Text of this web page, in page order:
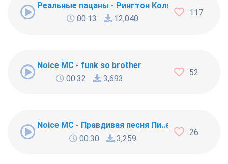
Реальные пацаны - Рингтон Коляна
00:13
12,040
117
Noice MC - funk so brother
00:32
3,693
52
Noice MC - Правдивая песня Пи..абола
00:30
3,259
26